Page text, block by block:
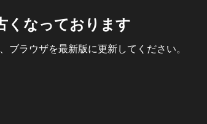
くなっております
ラウザを最新版に更新してください。